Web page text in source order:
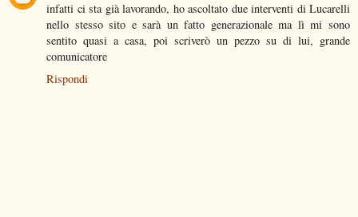
infatti ci sta già lavorando, ho ascoltato due interventi di Lucarelli
nello stesso sito e sarà un fatto generazionale ma lì mi sono
sentito quasi a casa, poi scriverò un pezzo su di lui, grande
comunicatore
Rispondi